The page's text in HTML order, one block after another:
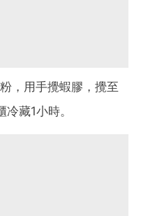
，用手攪蝦膠，攪至
藏1小時。